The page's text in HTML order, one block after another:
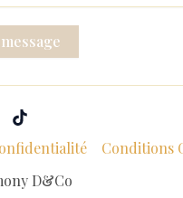
Conditions
D&Co